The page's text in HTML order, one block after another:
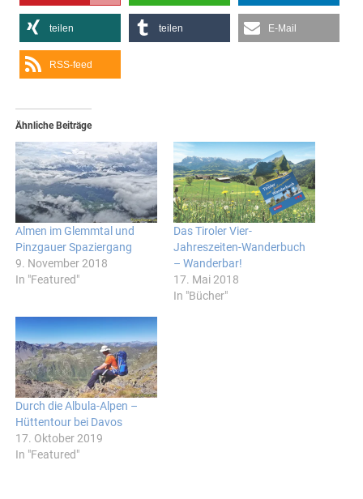
teilen teilen E-Mail
RSS-feed
Ähnliche Beiträge
Almen im Glemmtal und
Pinzgauer Spaziergang
9. November 2018
In "Featured"
Das Tiroler Vier-
Jahreszeiten-Wanderbuch
– Wanderbar!
17. Mai 2018
In "Bücher"
Durch die Albula-Alpen –
Hüttentour bei Davos
17. Oktober 2019
In "Featured"